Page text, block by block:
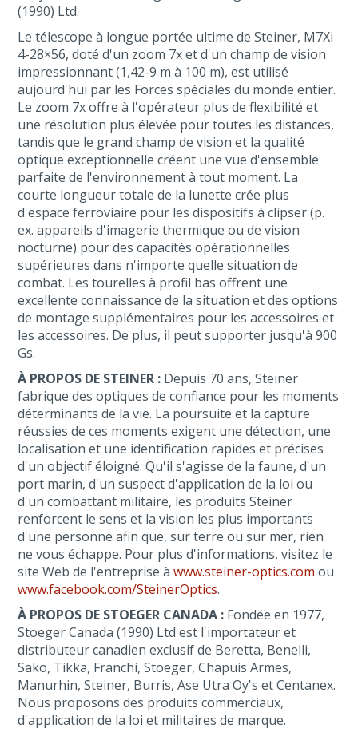
(1990) Ltd.
Le télescope à longue portée ultime de Steiner, M7Xi
4-28×56, doté d'un zoom 7x et d'un champ de vision
impressionnant (1,42-9 m à 100 m), est utilisé
aujourd'hui par les Forces spéciales du monde entier.
Le zoom 7x offre à l'opérateur plus de flexibilité et
une résolution plus élevée pour toutes les distances,
tandis que le grand champ de vision et la qualité
optique exceptionnelle créent une vue d'ensemble
parfaite de l'environnement à tout moment. La
courte longueur totale de la lunette crée plus
d'espace ferroviaire pour les dispositifs à clipser (p.
ex. appareils d'imagerie thermique ou de vision
nocturne) pour des capacités opérationnelles
supérieures dans n'importe quelle situation de
combat. Les tourelles à profil bas offrent une
excellente connaissance de la situation et des options
de montage supplémentaires pour les accessoires et
les accessoires. De plus, il peut supporter jusqu'à 900
Gs.
À PROPOS DE STEINER : Depuis 70 ans, Steiner
fabrique des optiques de confiance pour les moments
déterminants de la vie. La poursuite et la capture
réussies de ces moments exigent une détection, une
localisation et une identification rapides et précises
d'un objectif éloigné. Qu'il s'agisse de la faune, d'un
port marin, d'un suspect d'application de la loi ou
d'un combattant militaire, les produits Steiner
renforcent le sens et la vision les plus importants
d'une personne afin que, sur terre ou sur mer, rien
ne vous échappe. Pour plus d'informations, visitez le
site Web de l'entreprise àwww.steiner-optics.com ou
www.facebook.com/SteinerOptics.
À PROPOS DE STOEGER CANADA : Fondée en 1977,
Stoeger Canada (1990) Ltd est l'importateur et
distributeur canadien exclusif de Beretta, Benelli,
Sako, Tikka, Franchi, Stoeger, Chapuis Armes,
Manurhin, Steiner, Burris, Ase Utra Oy's et Centanex.
Nous proposons des produits commerciaux,
d'application de la loi et militaires de marque.